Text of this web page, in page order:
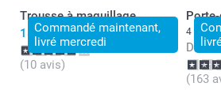
Commandé maintenant,
livré mercredi
Trousse à maquillage
18,99
(10 avis)
4
Dès
(163